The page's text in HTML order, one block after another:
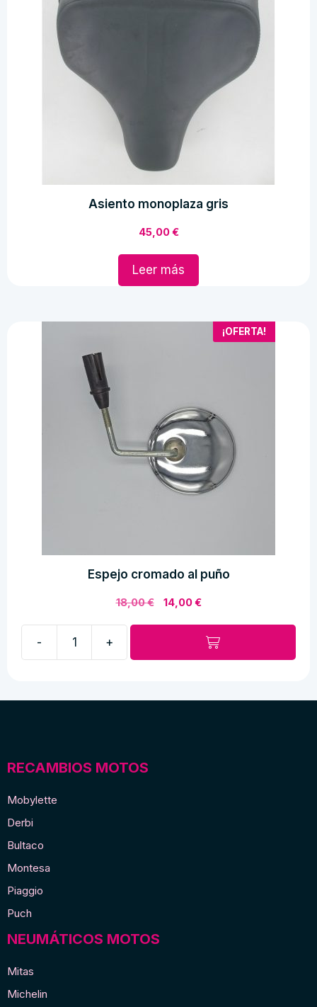
Asiento monoplaza gris
45,00€
Leer más
¡OFERTA!
Espejo cromado al puño
18,00€
El
18,00 €.
14,00€El
es:
14,00 €.
-
puño
+
RECAMBIOS MOTOS
Mobylette
Derbi
Bultaco
Montesa
Piaggio
Puch
NEUMÁTICOS MOTOS
Mitas
Michelin